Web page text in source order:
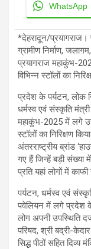
WhatsApp
*देहरादून/प्रयागराज।
ग्रामीण निर्माण,
प्रयागराज महाकुंभ-
विभिन्न स्टॉलों का
प्रदेश के पर्यटन, लोक
धर्मस्व एवं संस्कृति
महाकुंभ-2025 में लगे
स्टॉलों का निरिक्षण
अंतरराष्ट्रीय ब्रांड
गए हैं जिन्हें बड़ी संख्या
प्रति यहां लोगों में
पर्यटन, धर्मस्व एवं
पवेलियन में लगे प्रदेश
लोग अपनी उपस्थिति
परिषद, श्री बद्री-
सिद्ध पीठों सहित